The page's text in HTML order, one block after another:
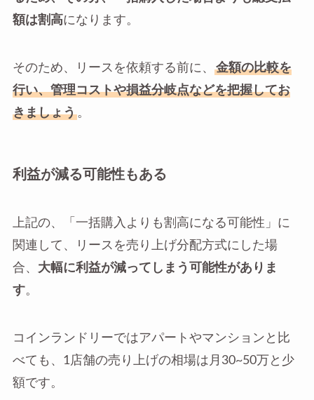
額は割高になります。
そのため、リースを依頼する前に、
金額の比較を
行い、管理コストや損益分岐点などを把握してお
きましょう。
利益が減る可能性もある
上記の、「一括購入よりも割高になる可能性」に
関連して、リースを売り上げ分配方式にした場
合、 大幅に利益が減ってしまう可能性がありま
す。
コインランドリーではアパートやマンションと比
べても、1店舗の売り上げの相場は月30~50万と少
額です。